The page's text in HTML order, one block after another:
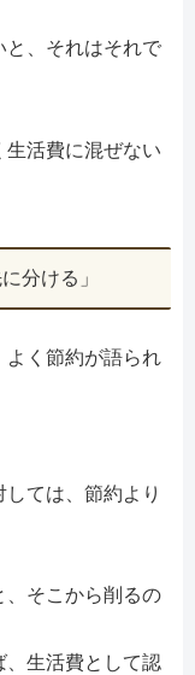
と、それはそれで
生活費に混ぜない
分ける」
よく節約が語られ
ては、節約より
、そこから削るの
、生活費として認